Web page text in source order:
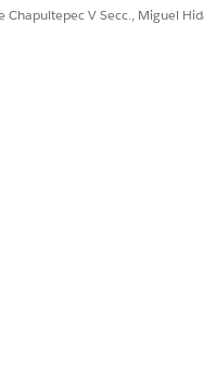
a la función del
Chapultepec V Secc., Miguel